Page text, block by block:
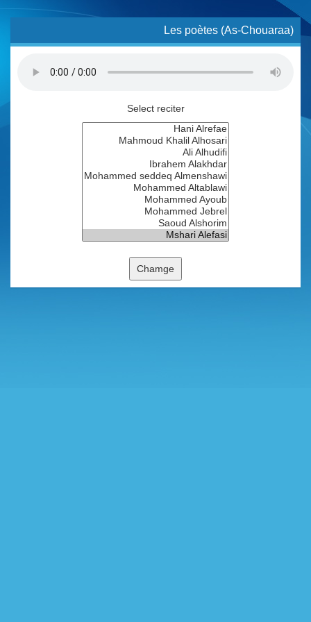
Les poètes (As-Chouaraa)
Select reciter